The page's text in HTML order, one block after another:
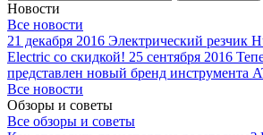
Новости
Все новости
21 декабря 2016 Электрический резчик
Electric со скидкой! 25 сентября 2016
представлен новый бренд инструмента
Все новости
Обзоры и советы
Все обзоры и советы